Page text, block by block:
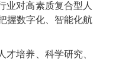
业对高素质复合型人
握数字化、智能化航
培养、科学研究、